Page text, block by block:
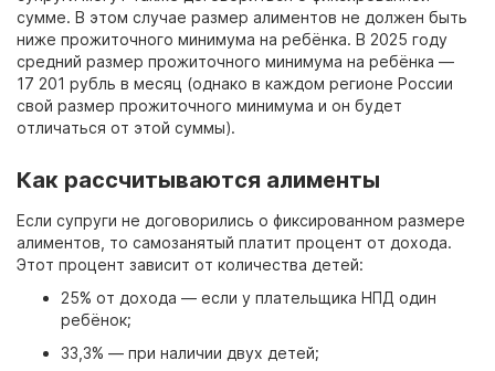
сумме. В этом случае размер алиментов не должен быть
ниже прожиточного минимума на ребёнка. В 2025 году
средний размер прожиточного минимума на ребёнка —
17 201 рубль в месяц (однако в каждом регионе России
свой размер прожиточного минимума и он будет
отличаться от этой суммы).
Как рассчитываются алименты
Если супруги не договорились о фиксированном размере
алиментов, то самозанятый платит процент от дохода.
Этот процент зависит от количества детей:
25% от дохода — если у плательщика НПД один
ребёнок;
33,3% — при наличии двух детей;